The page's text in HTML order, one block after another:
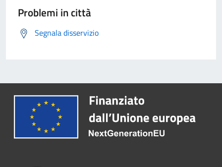
Problemi in città
Segnala disservizio